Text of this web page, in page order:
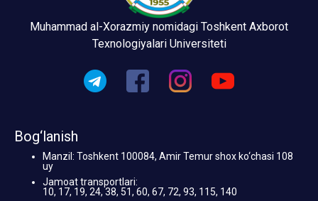
Muhammad al-Xorazmiy nomidagi Toshkent Axborot
Texnologiyalari Universiteti
Bog‘lanish
Manzil: Toshkent 100084, Amir Temur shox ko‘chasi 108
uy
Jamoat transportlari:
10, 17, 19, 24, 38, 51, 60, 67, 72, 93, 115, 140